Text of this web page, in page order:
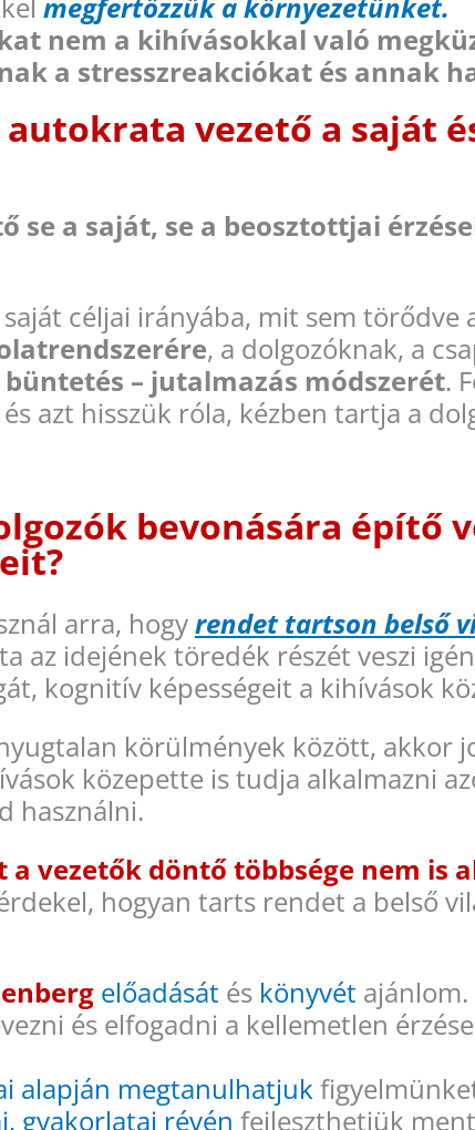
nem a kihívásokkal való
a stresszreakciókat és annak
autokrata vezető a saját
se a saját, se a beosztottjai
céljai irányába, mit sem törődve
, a dolgozóknak, a
– jutalmazás módszerét.
azt hisszük róla, kézben tartja a
bevonására építő
arra, hogyrendet tartson belső
az idejének töredék részét veszi
kognitív képességeit a kihívások
körülmények között, akkor
közepette is tudja alkalmazni
használni.
vezetők döntő többsége nem is
hogyan tarts rendet a belső
előadását és könyvét
és elfogadni a kellemetlen
alapján megtanulhatjuk
gyakorlatai révén fejleszthetjük